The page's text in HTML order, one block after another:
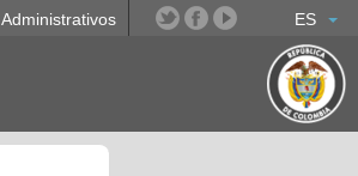
ES
Administrativos